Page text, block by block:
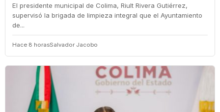
El presidente municipal de Colima, Riult Rivera Gutiérrez,
supervisó la brigada de limpieza integral que el Ayuntamiento
de...
Hace 8 horasSalvador Jacobo